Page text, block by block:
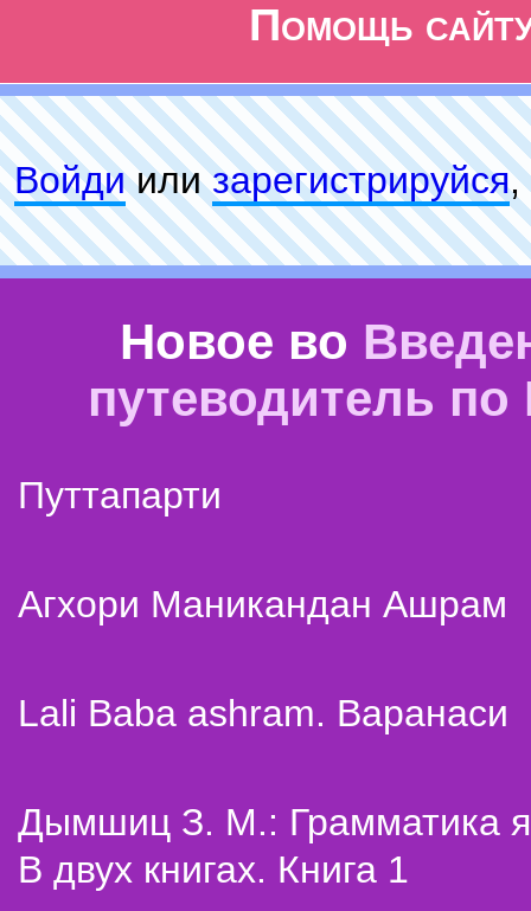
Помощь
Войдиилизарeгиcтpируйся,
Новое во
путеводитель
Путтапарти
Агхори Маникандан Ашрам
Lali Baba ashram. Варанаси
Дымшиц З. М.: Грамматика
В двух книгах. Книга 1